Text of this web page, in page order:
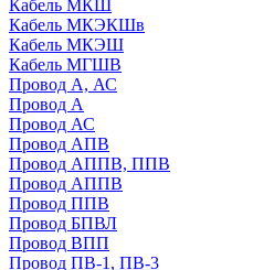
Кабель МКШ
Кабель МКЭКШв
Кабель МКЭШ
Кабель МГШВ
Провод А, АС
Провод А
Провод АС
Провод АПВ
Провод АППВ, ППВ
Провод АППВ
Провод ППВ
Провод БПВЛ
Провод ВПП
Провод ПВ-1, ПВ-3